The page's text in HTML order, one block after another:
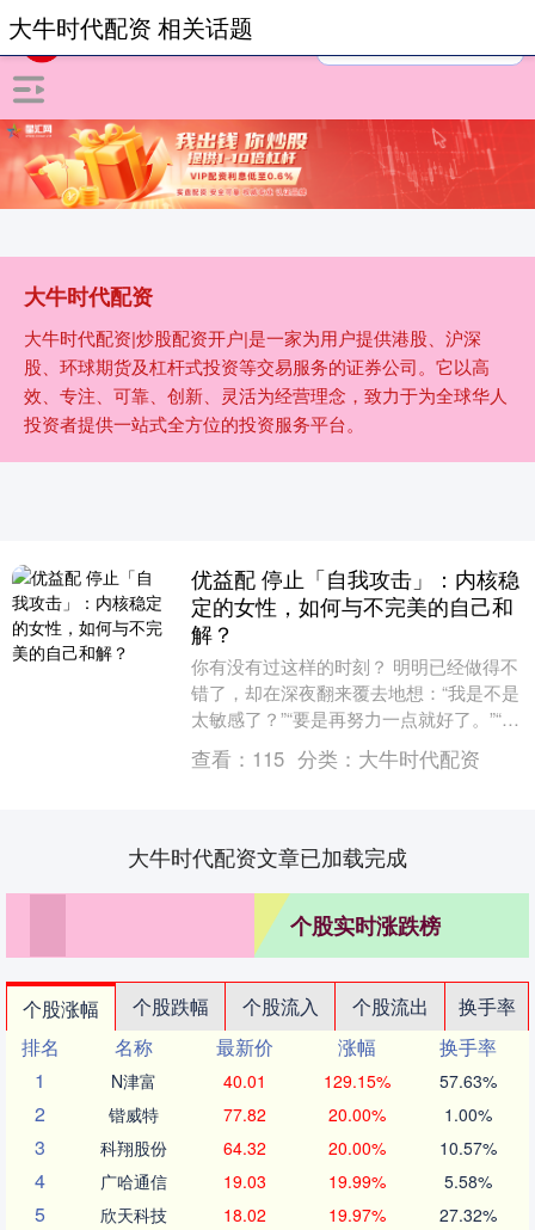
大牛时代配资
大牛时代配资|炒股配资开户|是一家为用户提供港股、沪深
股、环球期货及杠杆式投资等交易服务的证券公司。它以高
效、专注、可靠、创新、灵活为经营理念，致力于为全球华人
投资者提供一站式全方位的投资服务平台。
大牛时代配资 相关话题
优益配 停止「自我攻击」：内核稳
定的女性，如何与不完美的自己和
解？
你有没有过这样的时刻？ 明明已经做得不
错了，却在深夜翻来覆去地想：“我是不是
太敏感了？”“要是再努力一点就好了。”“别
人看起来都比我从容，是我哪里不对吗？”
这....
查看： 115 分类： 大牛时代配资
大牛时代配资文章已加载完成
个股实时涨跌榜
个股涨幅 个股跌幅 个股流入 个股流出
换手率
排名
名称 最新价 涨幅
换手率
1
N津富 40.01 129.15% 57.63%
2 锴威特 77.82 20.00% 1.00%
3 科翔股份 64.32 20.00% 10.57%
4 广哈通信 19.03 19.99% 5.58%
5 欣天科技 18.02 19.97% 27.32%